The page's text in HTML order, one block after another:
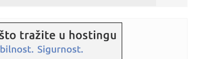
10:49:Tirana: Policija se sukobila sa demonstrantima koji traže
ostavk...